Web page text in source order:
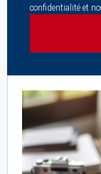
confidentialité et